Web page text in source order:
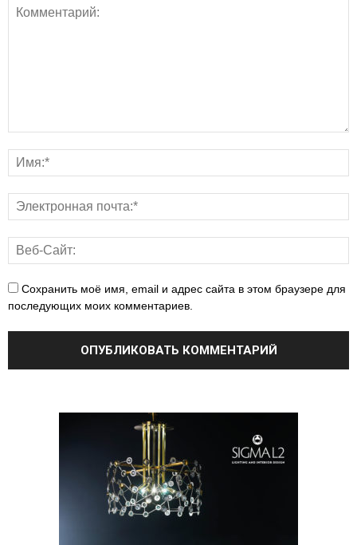
Сохранить моё имя, email и адрес сайта в этом браузере для
последующих моих комментариев.